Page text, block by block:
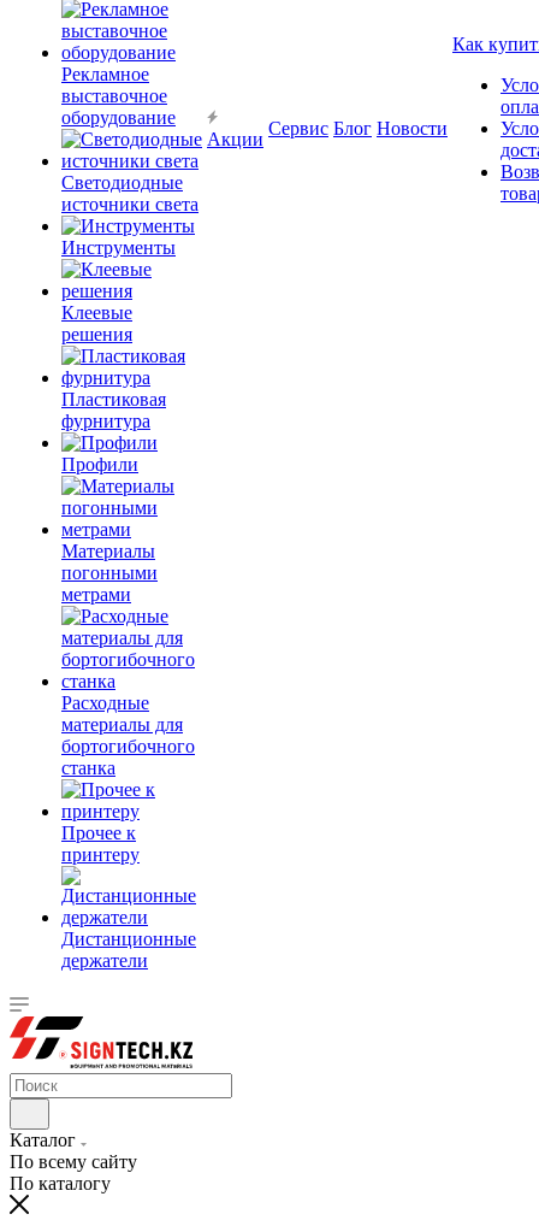
Рекламное
выставочное
оборудование
Светодиодные
источники света
Инструменты
Клеевые
решения
Пластиковая
фурнитура
Профили
Материалы
погонными
метрами
Расходные
материалы для
бортогибочного
станка
Прочее к
принтеру
Дистанционные
держатели
Акции
Сервис Блог Новости
Как
Каталог
По всему сайту
По каталогу